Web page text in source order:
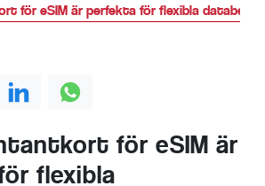
för eSIM är perfekta för flexibla
för eSIM är
flexibla